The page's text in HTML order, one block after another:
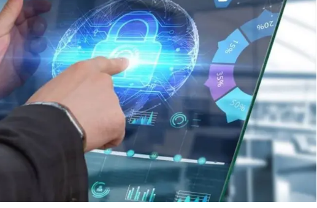
C
Cloud
Attacchi hacker e Malware: le ultime news in tempo reale e gli approfondimenti